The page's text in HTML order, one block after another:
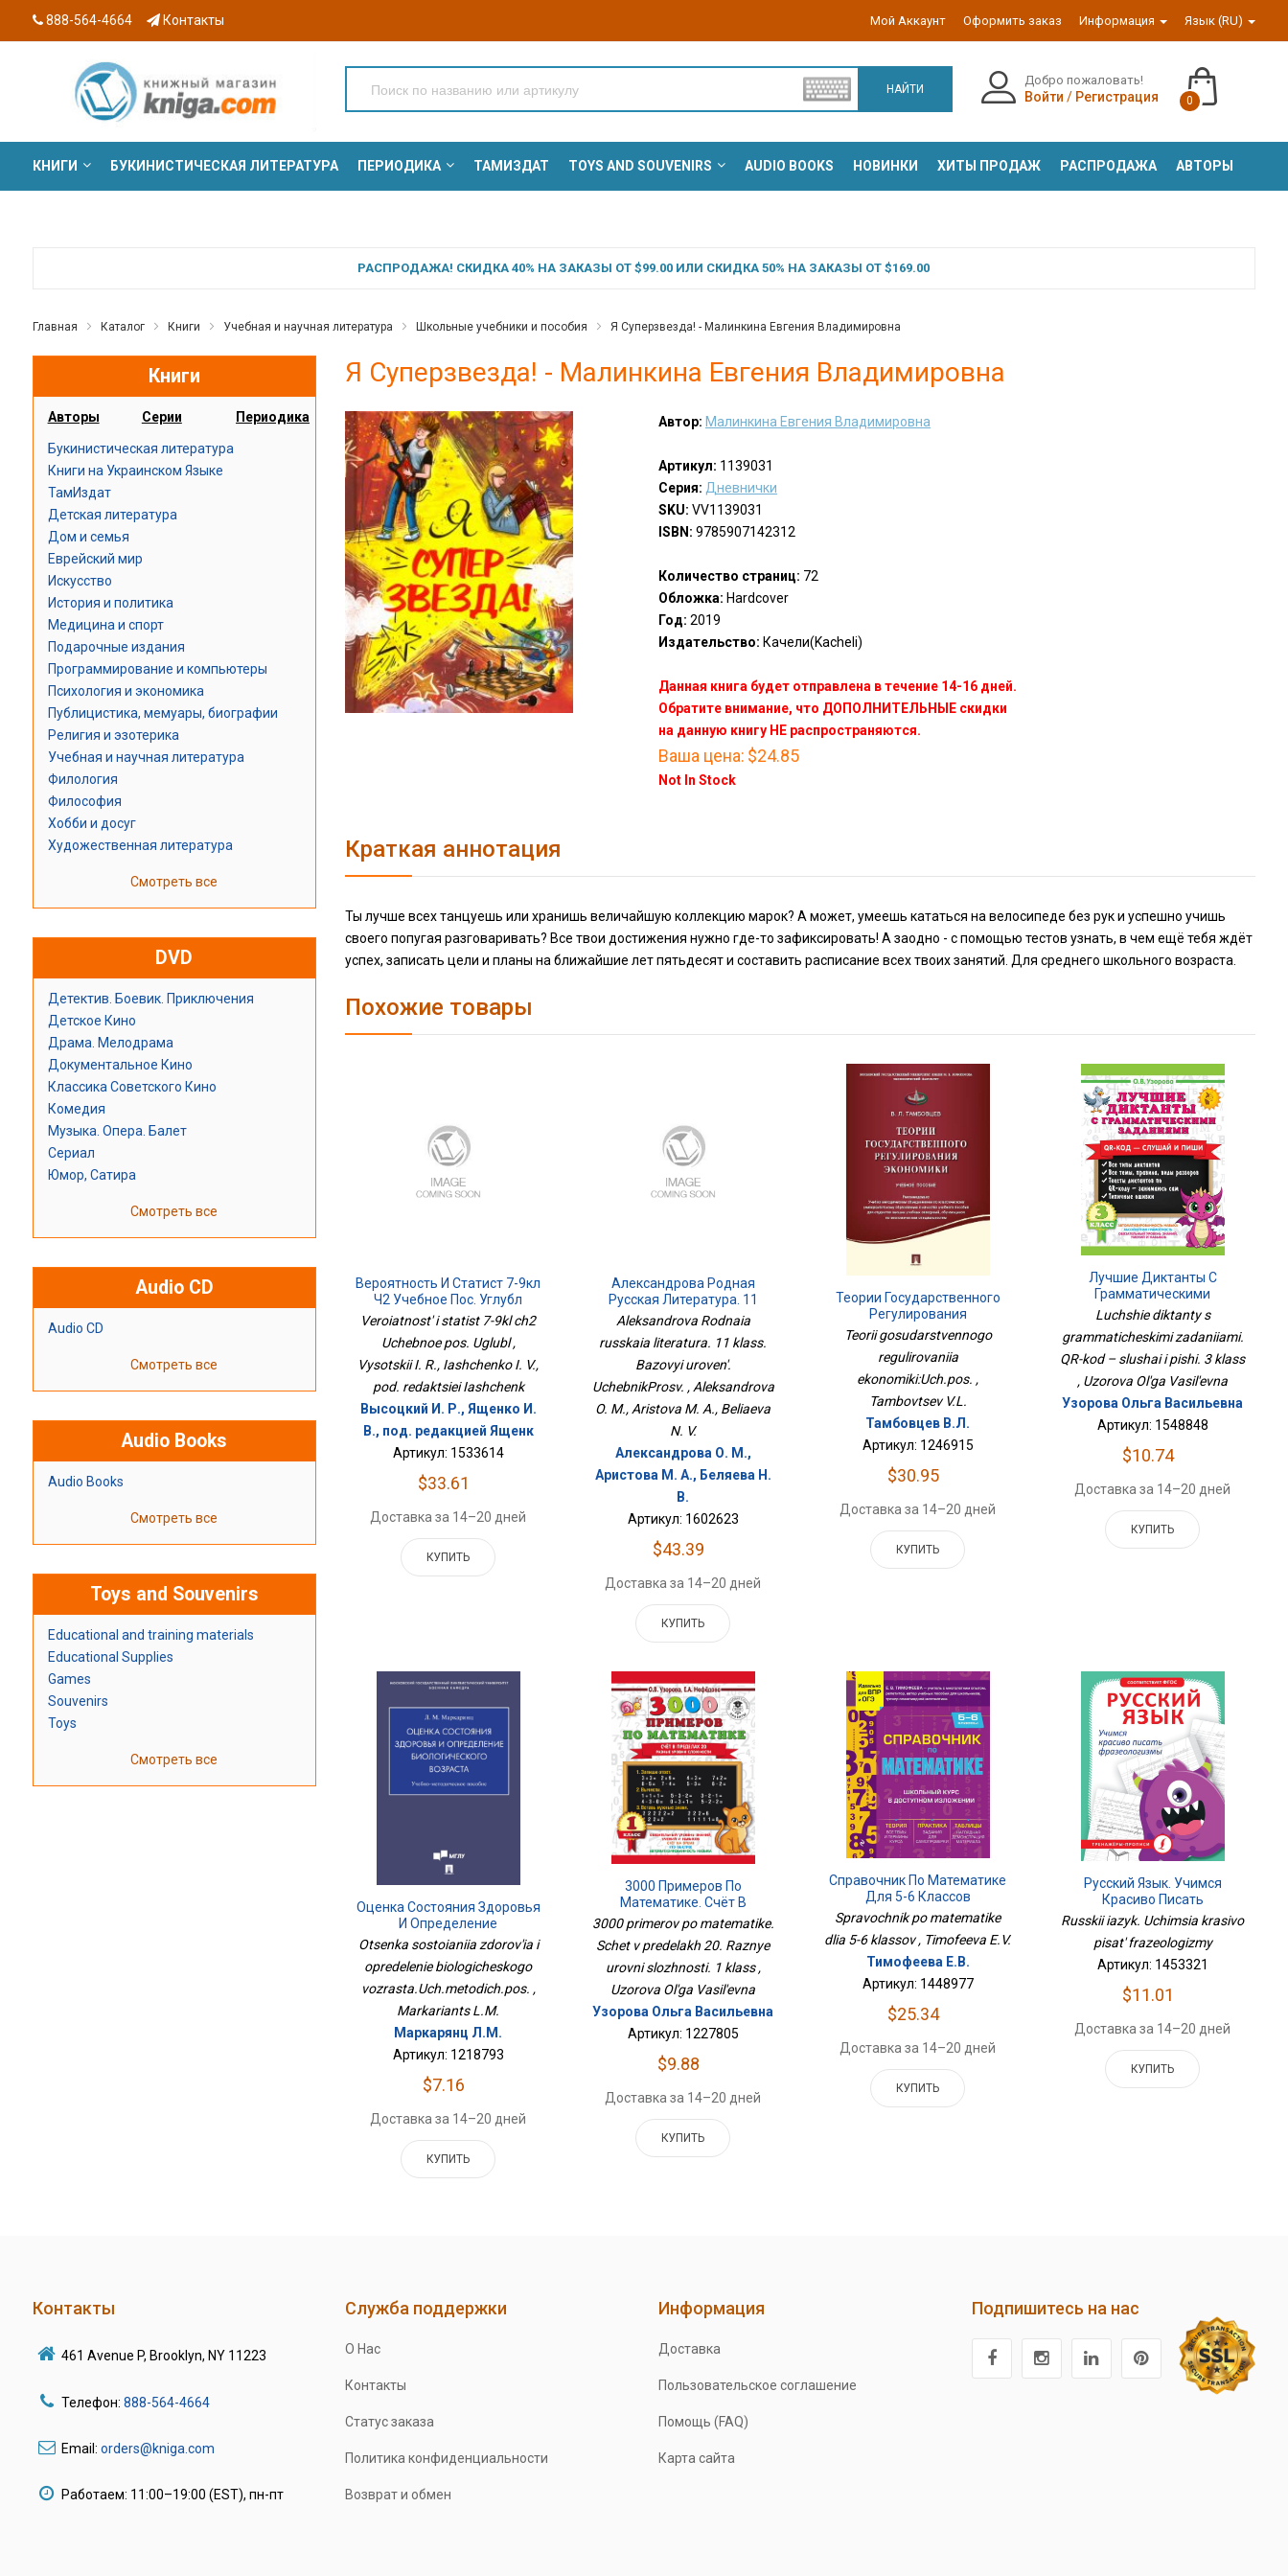
888-564-4664 Контакты Мой Аккаунт Оформить заказ Информация Язык (RU)
НАЙТИ
Добро пожаловать!
Войти / Регистрация 0
КНИГИ БУКИНИСТИЧЕСКАЯ ЛИТЕРАТУРА ПЕРИОДИКА ТАМИЗДАТ TOYS AND SOUVENIRS AUDIO BOOKS НОВИНКИ ХИТЫ ПРОДАЖ РАСПРОДАЖА АВТОРЫ
РАСПРОДАЖА! СКИДКА 40% НА ЗАКАЗЫ ОТ $99.00 ИЛИ СКИДКА 50% НА ЗАКАЗЫ ОТ $169.00
Главная Каталог Книги Учебная и научная литература Школьные учебники и пособия Я Суперзвезда! - Малинкина Евгения Владимировна
Книги
Авторы Серии Периодика
Букинистическая литература
Книги на Украинском Языке
ТамИздат
Детская литература
Дом и семья
Еврейский мир
Искусство
История и политика
Медицина и спорт
Подарочные издания
Программирование и компьютеры
Психология и экономика
Публицистика, мемуары, биографии
Религия и эзотерика
Учебная и научная литература
Филология
Философия
Хобби и досуг
Художественная литература
Смотреть все
DVD
Детектив. Боевик. Приключения
Детское Кино
Драма. Мелодрама
Документальное Кино
Классика Советского Кино
Комедия
Музыка. Опера. Балет
Сериал
Юмор, Сатира
Смотреть все
Audio CD
Audio CD
Смотреть все
Audio Books
Audio Books
Смотреть все
Toys and Souvenirs
Educational and training materials
Educational Supplies
Games
Souvenirs
Toys
Смотреть все
Я Суперзвезда! - Малинкина Евгения Владимировна
Автор: Малинкина Евгения Владимировна
Артикул: 1139031
Серия: Дневнички
SKU: VV1139031
ISBN: 9785907142312
Количество страниц: 72
Обложка: Hardcover
Год: 2019
Издательство: Качели(Kacheli)
Данная книга будет отправлена в течение 14-16 дней.
Обратите внимание, что ДОПОЛНИТЕЛЬНЫЕ скидки
на данную книгу НЕ распространяются.
Ваша цена: $24.85
Not In Stock
Краткая аннотация
Ты лучше всех танцуешь или хранишь величайшую коллекцию марок? А может, умеешь кататься на велосипеде без рук и успешно учишь
своего попугая разговаривать? Все твои достижения нужно где-то зафиксировать! А заодно - с помощью тестов узнать, в чем ещё тебя ждёт
успех, записать цели и планы на ближайшие лет пятьдесят и составить расписание всех твоих занятий. Для среднего школьного возраста.
Похожие товары
Вероятность И Статист 7-9кл
Ч2 Учебное Пос. Углубл
Veroiatnost' i statist 7-9kl ch2
Uchebnoe pos. Uglubl ,
Vysotskii I. R., Iashchenko I. V.,
pod. redaktsiei Iashchenk
Высоцкий И. Р., Ященко И.
В., под. редакцией Ященк
Артикул: 1533614
$33.61
Доставка за 14–20 дней
КУПИТЬ
Александрова Родная
Русская Литература. 11
Класс. Базовый Уровень.
Aleksandrova Rodnaia
russkaia literatura. 11 klass.
Bazovyi uroven'.
UchebnikProsv. , Aleksandrova
O. M., Aristova M. A., Beliaeva
N. V.
Александрова О. М.,
Аристова М. А., Беляева Н.
В.
Артикул: 1602623
$43.39
Доставка за 14–20 дней
КУПИТЬ
Теории Государственного
Регулирования
Экономики:Уч.пос.
Teorii gosudarstvennogo
regulirovaniia
ekonomiki:Uch.pos. ,
Tambovtsev V.L.
Тамбовцев В.Л.
Артикул: 1246915
$30.95
Доставка за 14–20 дней
КУПИТЬ
Лучшие Диктанты С
Грамматическими
Заданиями. QR-Код –
Слушай И Пиши. 3 Класс
Luchshie diktanty s
grammaticheskimi zadaniiami.
QR-kod – slushai i pishi. 3 klass
, Uzorova Ol'ga Vasil'evna
Узорова Ольга Васильевна
Артикул: 1548848
$10.74
Доставка за 14–20 дней
КУПИТЬ
Оценка Состояния Здоровья
И Определение
Биологического
Otsenka sostoianiia zdorov'ia i
opredelenie biologicheskogo
vozrasta.Uch.metodich.pos. ,
Markariants L.M.
Маркарянц Л.М.
Артикул: 1218793
$7.16
Доставка за 14–20 дней
КУПИТЬ
3000 Примеров По
Математике. Счёт В
Пределах 20. Разные Уровни
Сложности. 1 Класс
3000 primerov po matematike.
Schet v predelakh 20. Raznye
urovni slozhnosti. 1 klass ,
Uzorova Ol'ga Vasil'evna
Узорова Ольга Васильевна
Артикул: 1227805
$9.88
Доставка за 14–20 дней
КУПИТЬ
Справочник По Математике
Для 5-6 Классов
Spravochnik po matematike
dlia 5-6 klassov , Timofeeva E.V.
Тимофеева Е.В.
Артикул: 1448977
$25.34
Доставка за 14–20 дней
КУПИТЬ
Русский Язык. Учимся
Красиво Писать
Фразеологизмы
Russkii iazyk. Uchimsia krasivo
pisat' frazeologizmy
Артикул: 1453321
$11.01
Доставка за 14–20 дней
КУПИТЬ
Контакты
461 Avenue P, Brooklyn, NY 11223
Телефон: 888-564-4664
Email: orders@kniga.com
Работаем: 11:00–19:00 (EST), пн-пт
Служба поддержки
О Нас
Контакты
Статус заказа
Политика конфиденциальности
Возврат и обмен
Информация
Доставка
Пользовательское соглашение
Помощь (FAQ)
Карта сайта
Подпишитесь на нас